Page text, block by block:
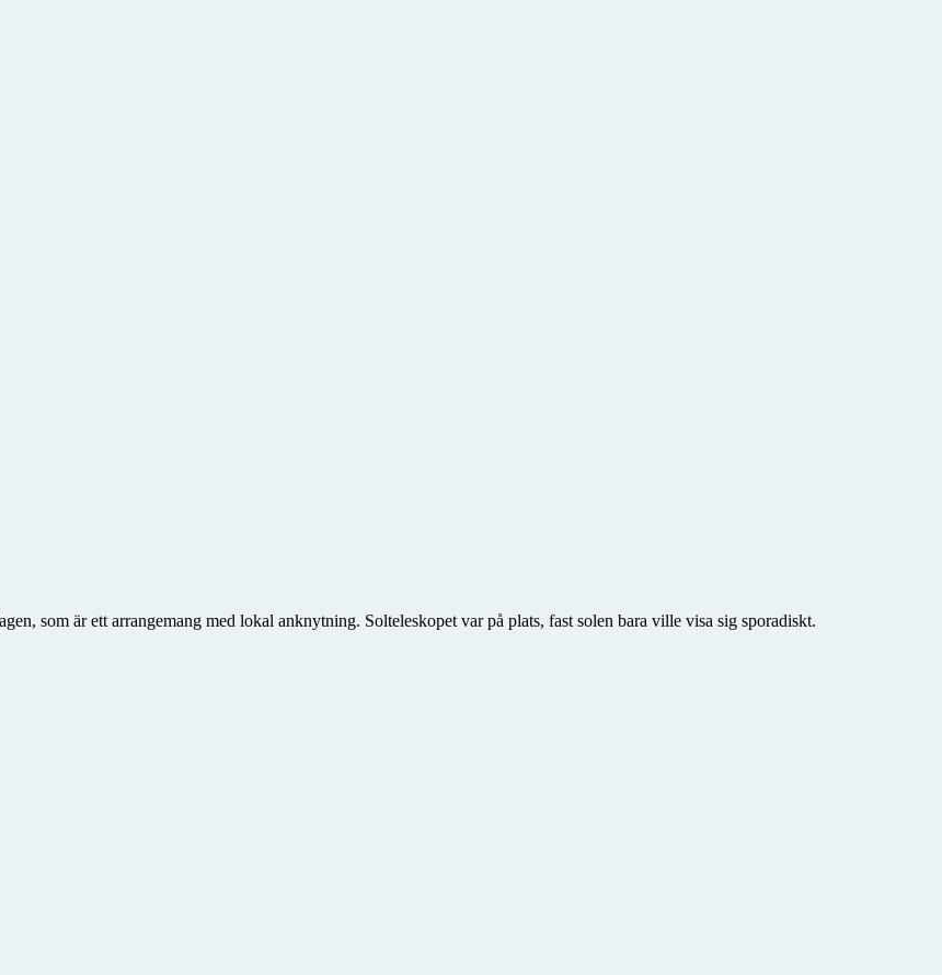
som är ett arrangemang med lokal anknytning. Solteleskopet var på plats, fast solen bara ville visa sig sporadiskt.